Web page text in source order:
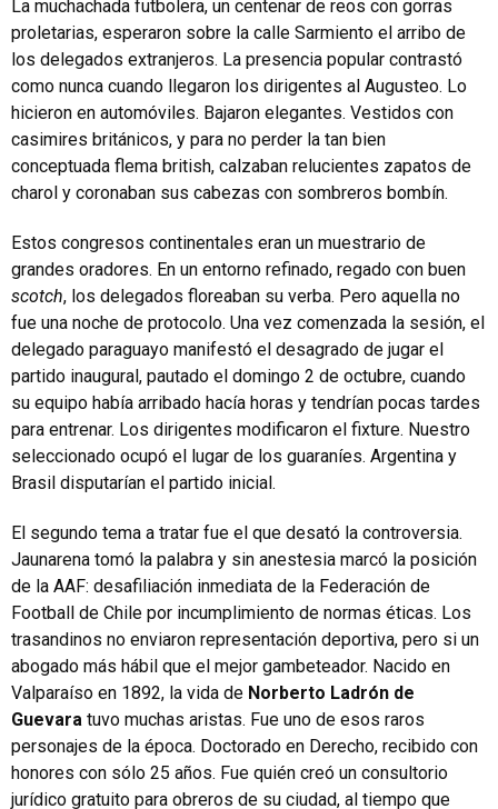
La muchachada futbolera, un centenar de reos con gorras
proletarias, esperaron sobre la calle Sarmiento el arribo de
los delegados extranjeros. La presencia popular contrastó
como nunca cuando llegaron los dirigentes al Augusteo. Lo
hicieron en automóviles. Bajaron elegantes. Vestidos con
casimires británicos, y para no perder la tan bien
conceptuada flema british, calzaban relucientes zapatos de
charol y coronaban sus cabezas con sombreros bombín.
Estos congresos continentales eran un muestrario de
grandes oradores. En un entorno refinado, regado con buen
scotch, los delegados floreaban su verba. Pero aquella no
fue una noche de protocolo. Una vez comenzada la sesión, el
delegado paraguayo manifestó el desagrado de jugar el
partido inaugural, pautado el domingo 2 de octubre, cuando
su equipo había arribado hacía horas y tendrían pocas tardes
para entrenar. Los dirigentes modificaron el fixture. Nuestro
seleccionado ocupó el lugar de los guaraníes. Argentina y
Brasil disputarían el partido inicial.
El segundo tema a tratar fue el que desató la controversia.
Jaunarena tomó la palabra y sin anestesia marcó la posición
de la AAF: desafiliación inmediata de la Federación de
Football de Chile por incumplimiento de normas éticas. Los
trasandinos no enviaron representación deportiva, pero si un
abogado más hábil que el mejor gambeteador. Nacido en
Valparaíso en 1892, la vida de Norberto Ladrón de
Guevara tuvo muchas aristas. Fue uno de esos raros
personajes de la época. Doctorado en Derecho, recibido con
honores con sólo 25 años. Fue quién creó un consultorio
jurídico gratuito para obreros de su ciudad, al tiempo que